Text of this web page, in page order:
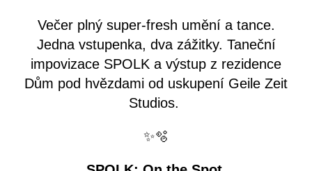
Večer plný super-fresh umění a tance.
Jedna vstupenka, dva zážitky. Taneční
impovizace SPOLK a výstup z rezidence
Dům pod hvězdami od uskupení Geile Zeit
Studios.
✨🫧